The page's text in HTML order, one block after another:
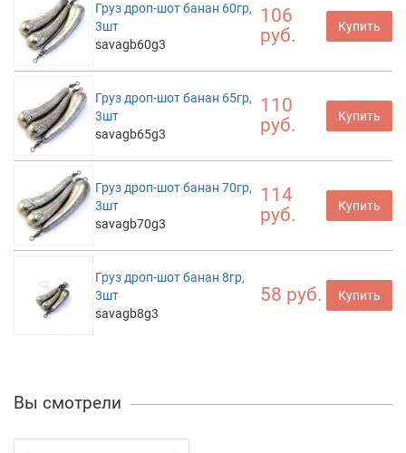
Груз дроп-шот банан 60гр,
3шт
savagb60g3
106
руб.
Купить
Груз дроп-шот банан 65гр,
3шт
savagb65g3
110
руб.
Купить
Груз дроп-шот банан 70гр,
3шт
savagb70g3
114
руб.
Купить
Груз дроп-шот банан 8гр,
3шт
savagb8g3
58 руб. Купить
Вы смотрели